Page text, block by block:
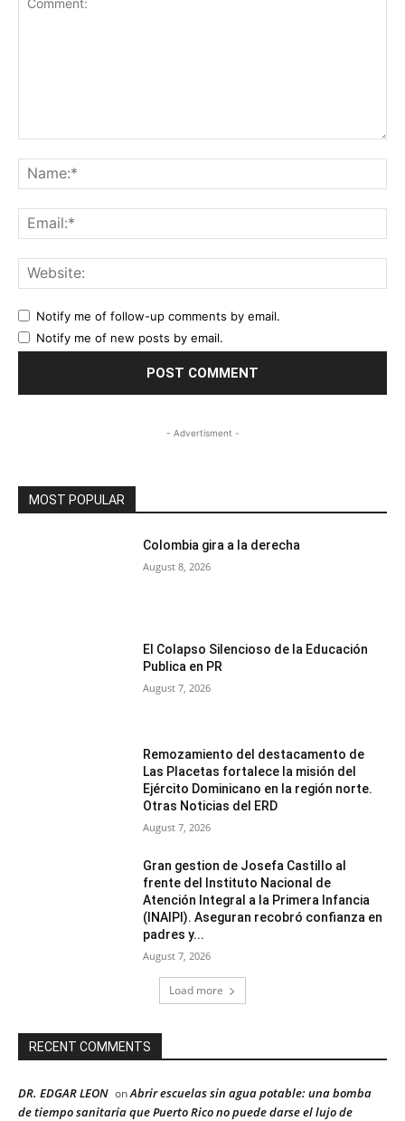
Notify me of follow-up comments by email.
Notify me of new posts by email.
- Advertisment -
MOST POPULAR
Colombia gira a la derecha
August 8, 2026
El Colapso Silencioso de la Educación
Publica en PR
August 7, 2026
Remozamiento del destacamento de
Las Placetas fortalece la misión del
Ejército Dominicano en la región norte.
Otras Noticias del ERD
August 7, 2026
Gran gestion de Josefa Castillo al
frente del Instituto Nacional de
Atención Integral a la Primera Infancia
(INAIPI). Aseguran recobró confianza en
padres y...
August 7, 2026
Load more
RECENT COMMENTS
DR. EDGAR LEON onAbrir escuelas sin agua potable: una bomba
de tiempo sanitaria que Puerto Rico no puede darse el lujo de